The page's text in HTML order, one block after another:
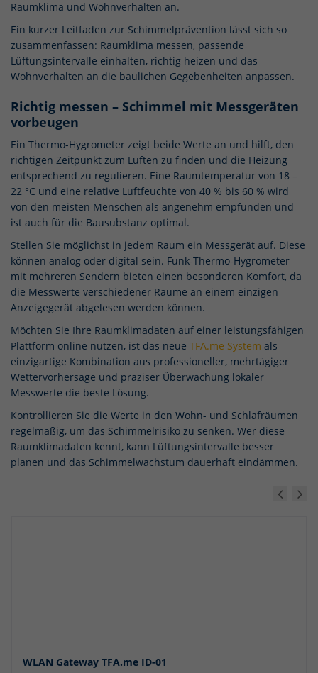
Raumklima und Wohnverhalten an.
Ein kurzer Leitfaden zur Schimmelprävention lässt sich so
zusammenfassen: Raumklima messen, passende
Lüftungsintervalle einhalten, richtig heizen und das
Wohnverhalten an die baulichen Gegebenheiten anpassen.
Richtig messen – Schimmel mit Messgeräten
vorbeugen
Ein Thermo-Hygrometer zeigt beide Werte an und hilft, den
richtigen Zeitpunkt zum Lüften zu finden und die Heizung
entsprechend zu regulieren. Eine Raumtemperatur von 18 –
22 °C und eine relative Luftfeuchte von 40 % bis 60 % wird
von den meisten Menschen als angenehm empfunden und
ist auch für die Bausubstanz optimal.
Stellen Sie möglichst in jedem Raum ein Messgerät auf. Diese
können analog oder digital sein. Funk-Thermo-Hygrometer
mit mehreren Sendern bieten einen besonderen Komfort, da
die Messwerte verschiedener Räume an einem einzigen
Anzeigegerät abgelesen werden können.
Möchten Sie Ihre Raumklimadaten auf einer leistungsfähigen
Plattform online nutzen, ist das neue TFA.me System als
einzigartige Kombination aus professioneller, mehrtägiger
Wettervorhersage und präziser Überwachung lokaler
Messwerte die beste Lösung.
Kontrollieren Sie die Werte in den Wohn- und Schlafräumen
regelmäßig, um das Schimmelrisiko zu senken. Wer diese
Raumklimadaten kennt, kann Lüftungsintervalle besser
planen und das Schimmelwachstum dauerhaft eindämmen.
WLAN Gateway TFA.me ID-01
Diese Cookies sind für den Betrieb der Seite unbedingt notwendig und
ermöglichen beispielsweise sicherheitsrelevante Funktionalitäten.
Cookie-Informationen anzeigen
Marketing (3)
Marketing Cookies werden von Drittanbietern oder Publishern
verwendet, um personalisierte Werbung anzuzeigen. Sie tun dies, indem
sie Besucher über Websites hinweg verfolgen.
Cookie-Informationen anzeigen
Externe Medien (4)
Wir nutzen Cookies von sozialen Netzwerken, um Ihnen erweiterte
Inhalte zu unseren Produkten zu zeigen und um in den Netzwerken u.a.
Zielgruppen zu bilden und für diese relevante Werbung anzubieten.
Netzwerke übertragen und dort unter Umständen mit weiteren Daten
aus dem Netzwerk zusammengeführt.
Cookie-Informationen anzeigen